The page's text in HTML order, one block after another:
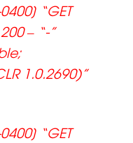
“GET
– “-”
1.0.2690)”
“GET